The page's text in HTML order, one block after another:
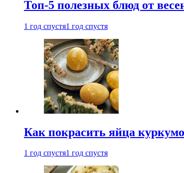
Топ-5 полезных блюд от
1 год спустя1 год спустя
Как покрасить яйца
1 год спустя1 год спустя